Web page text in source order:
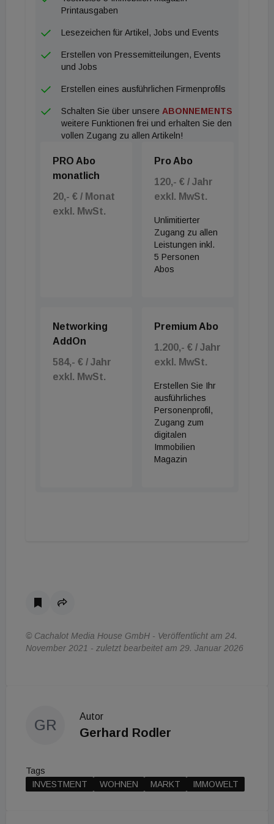
zunehmend an den Rand der Hauptstadt verlagert.
Die Folge: Durch die zahlreichen Neubauten steigt
mit einem Plus von 19 Prozent den zweitstärksten
haben dieses Jahr die 5.000-Euro-Marke
überschritten. In Ottakring (+17 Prozent) sind sie
trotz großem Anstieg noch knapp unter dieser
Angebotspreisen von im Median 6.140 Euro pro
Quadratmeter sogar zu den teuersten Bezirken der
Stadt. Und auch jenseits der Donau müssen Käufer
deutlich mehr bezahlen als noch vor einem Jahr: In
Donaustadt klettern die Preise um 15 Prozent auf
4.870 Euro pro Quadratmeter. Es gibt nach wie vor
auch Bezirke, in denen Wohneigentum für Wiener
Bezirk. Doch auch die benachbarten Bezirke
Simmering, Meidling und Liesing sind nur
unwesentlich teurer. Allerdings zeigt auch dort die
Printausgaben
Lesezeichen für Artikel, Jobs und Events
Erstellen von Pressemitteilungen, Events
und Jobs
Erstellen eines ausführlichen Firmenprofils
Schalten Sie über unsere ABONNEMENTS
weitere Funktionen frei und erhalten Sie den
vollen Zugang zu allen Artikeln!
PRO Abo
monatlich
20,- € / Monat
exkl. MwSt.
Pro Abo
120,- € / Jahr
exkl. MwSt.
Unlimitierter
Zugang zu allen
Leistungen inkl.
5 Personen
Abos
Networking
AddOn
584,- € / Jahr
exkl. MwSt.
Premium Abo
1.200,- € / Jahr
exkl. MwSt.
Erstellen Sie Ihr
ausführliches
Personenprofil,
Zugang zum
digitalen
Immobilien
Magazin
© Cachalot Media House GmbH - Veröffentlicht am 24.
November 2021 - zuletzt bearbeitet am 29. Januar 2026
GR
Autor
Gerhard Rodler
Tags
INVESTMENT
WOHNEN MARKT IMMOWELT